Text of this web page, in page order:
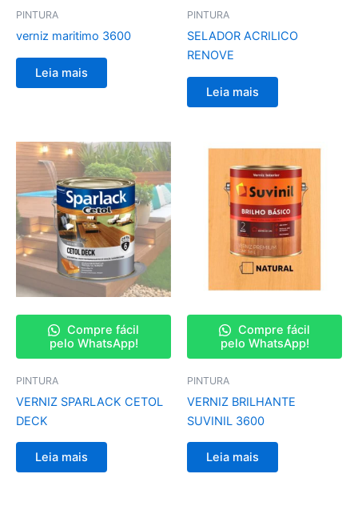
PINTURA
verniz maritimo 3600
Leia mais
PINTURA
SELADOR ACRILICO
RENOVE
Leia mais
Compre fácil
pelo WhatsApp!
PINTURA
VERNIZ SPARLACK CETOL
DECK
Leia mais
Compre fácil
pelo WhatsApp!
PINTURA
VERNIZ BRILHANTE
SUVINIL 3600
Leia mais